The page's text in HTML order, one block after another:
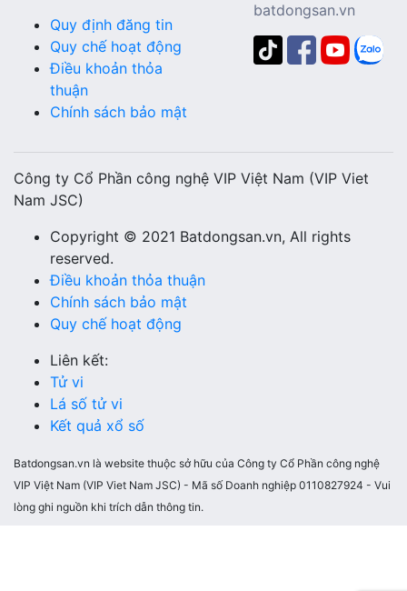
Quy định đăng tin
Quy chế hoạt động
Điều khoản thỏa
thuận
Chính sách bảo mật
batdongsan.vn
Công ty Cổ Phần công nghệ VIP Việt Nam (VIP Viet
Nam JSC)
Copyright © 2021 Batdongsan.vn, All rights
reserved.
Điều khoản thỏa thuận
Chính sách bảo mật
Quy chế hoạt động
Liên kết:
Tử vi
Lá số tử vi
Kết quả xổ số
Batdongsan.vn là website thuộc sở hữu của Công ty Cổ Phần công nghệ
VIP Việt Nam (VIP Viet Nam JSC) - Mã số Doanh nghiệp 0110827924 - Vui
lòng ghi nguồn khi trích dẫn thông tin.